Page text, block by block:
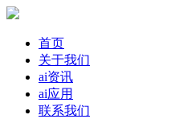
首页
关于我们
ai资讯
ai应用
联系我们